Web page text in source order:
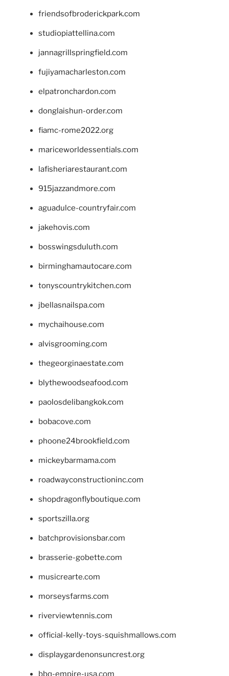
friendsofbroderickpark.com
studiopiattellina.com
jannagrillspringfield.com
fujiyamacharleston.com
elpatronchardon.com
donglaishun-order.com
fiamc-rome2022.org
mariceworldessentials.com
lafisheriarestaurant.com
915jazzandmore.com
aguadulce-countryfair.com
jakehovis.com
bosswingsduluth.com
birminghamautocare.com
tonyscountrykitchen.com
jbellasnailspa.com
mychaihouse.com
alvisgrooming.com
thegeorginaestate.com
blythewoodseafood.com
paolosdelibangkok.com
bobacove.com
phoone24brookfield.com
mickeybarmama.com
roadwayconstructioninc.com
shopdragonflyboutique.com
sportszilla.org
batchprovisionsbar.com
brasserie-gobette.com
musicrearte.com
morseysfarms.com
riverviewtennis.com
official-kelly-toys-squishmallows.com
displaygardenonsuncrest.org
bbq-empire-usa.com